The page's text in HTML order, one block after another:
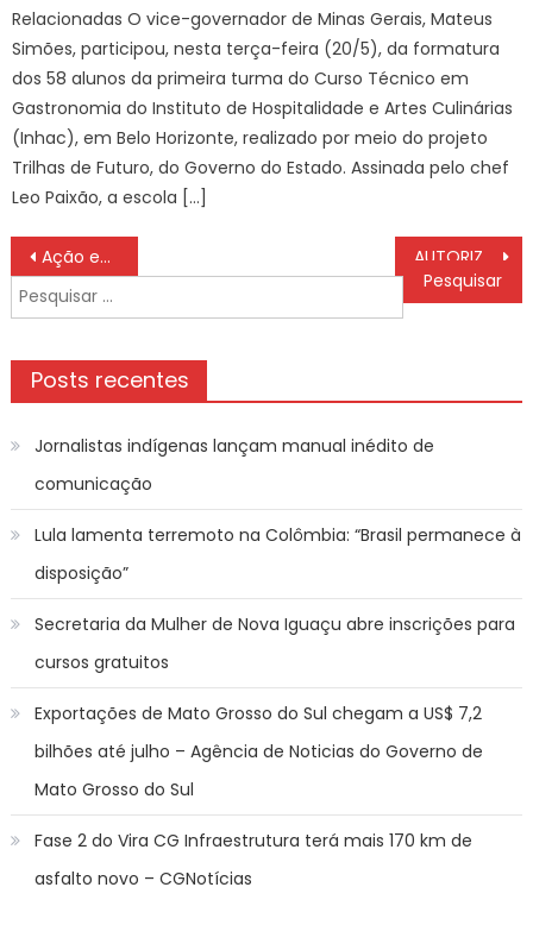
Relacionadas O vice-governador de Minas Gerais, Mateus
Simões, participou, nesta terça-feira (20/5), da formatura
dos 58 alunos da primeira turma do Curso Técnico em
Gastronomia do Instituto de Hospitalidade e Artes Culinárias
(Inhac), em Belo Horizonte, realizado por meio do projeto
Trilhas de Futuro, do Governo do Estado. Assinada pelo chef
Leo Paixão, a escola […]
Navegação
de
Post
Ação em 5 estados investiga ligação do PCC com setor de combustíveis
Pesquisar
por:
Posts recentes
Jornalistas indígenas lançam manual inédito de
comunicação
Lula lamenta terremoto na Colômbia: “Brasil permanece à
disposição”
Secretaria da Mulher de Nova Iguaçu abre inscrições para
cursos gratuitos
Exportações de Mato Grosso do Sul chegam a US$ 7,2
bilhões até julho – Agência de Noticias do Governo de
Mato Grosso do Sul
Fase 2 do Vira CG Infraestrutura terá mais 170 km de
asfalto novo – CGNotícias